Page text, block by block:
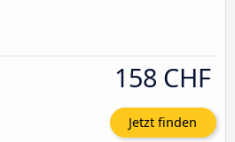
158 CHF
Jetzt finden